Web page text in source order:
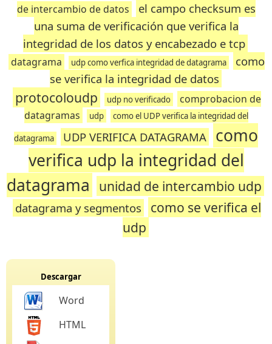
de intercambio de datos
el campo checksum es
una suma de verificación que verifica la
integridad de los datos y encabezado e tcp
datagrama udp como verfica integridad de datagrama
como
se verifica la integridad de datos
protocoloudp udp no verificado
comprobacion de
datagramas
udp como el UDP verifica la integridad del
datagrama UDP VERIFICA DATAGRAMA
como
verifica udp la integridad del
datagrama
unidad de intercambio udp
datagrama y segmentos
como se verifica el
udp
Descargar
Word
HTML